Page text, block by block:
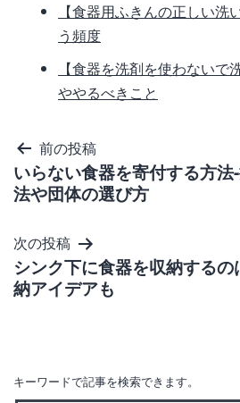
【食器用ふきんの正しい
う頻度
【食器を洗剤を使わない
ややるべきこと
投
稿
ナ
ビ
ゲ
ー
ン
前の投稿
いらない食器を寄付する方
法や団体の選び方
次の投稿
シンク下に食器を収納する
納アイデアも
キーワードで記事を検索できます。